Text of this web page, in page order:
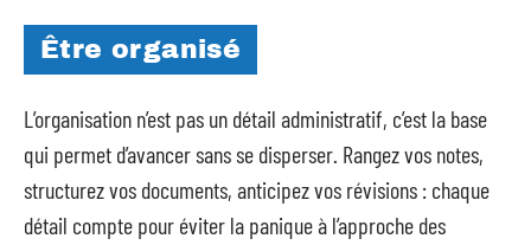
Être organisé
L’organisation n’est pas un détail administratif, c’est la base
qui permet d’avancer sans se disperser. Rangez vos notes,
structurez vos documents, anticipez vos révisions : chaque
détail compte pour éviter la panique à l’approche des